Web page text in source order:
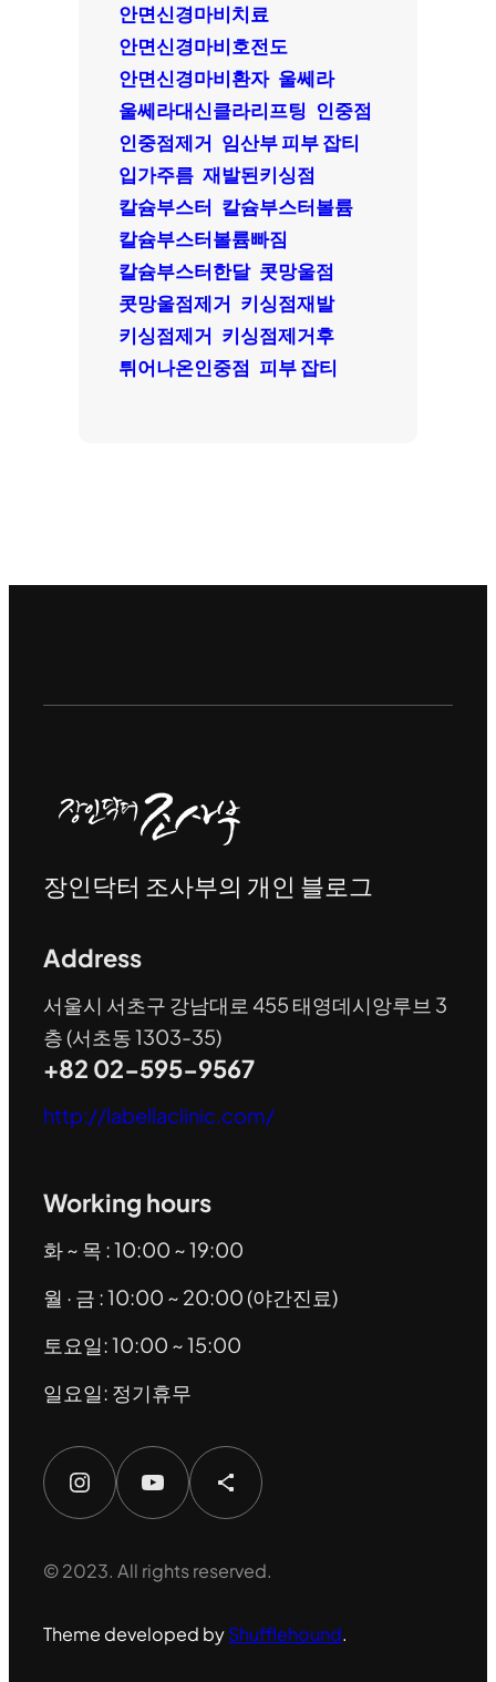
안면신경마비치료
안면신경마비호전도
안면신경마비환자 울쎄라
울쎄라대신클라리프팅 인중점
인중점제거 임산부 피부 잡티
입가주름 재발된키싱점
칼슘부스터 칼슘부스터볼륨
칼슘부스터볼륨빠짐
칼슘부스터한달 콧망울점
콧망울점제거 키싱점재발
키싱점제거 키싱점제거후
튀어나온인중점 피부 잡티
장인닥터 조사부의 개인 블로그
Address
서울시 서초구 강남대로 455 태영데시앙루브 3
층 (서초동 1303-35)
+82 02-595-9567
http://labellaclinic.com/
Working hours
화 ~ 목 : 10:00 ~ 19:00
월 · 금 : 10:00 ~ 20:00 (야간진료)
토요일: 10:00 ~ 15:00
일요일: 정기휴무
Instagram YouTube Share Icon
© 2023. All rights reserved.
Theme developed byShufflehound.